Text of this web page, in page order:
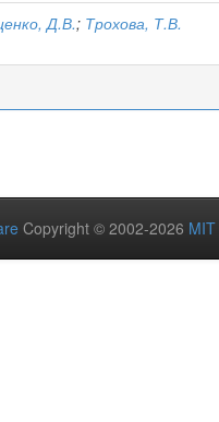
Д.В.; Трохова, Т.В.
Copyright © 2002-2026 MIT